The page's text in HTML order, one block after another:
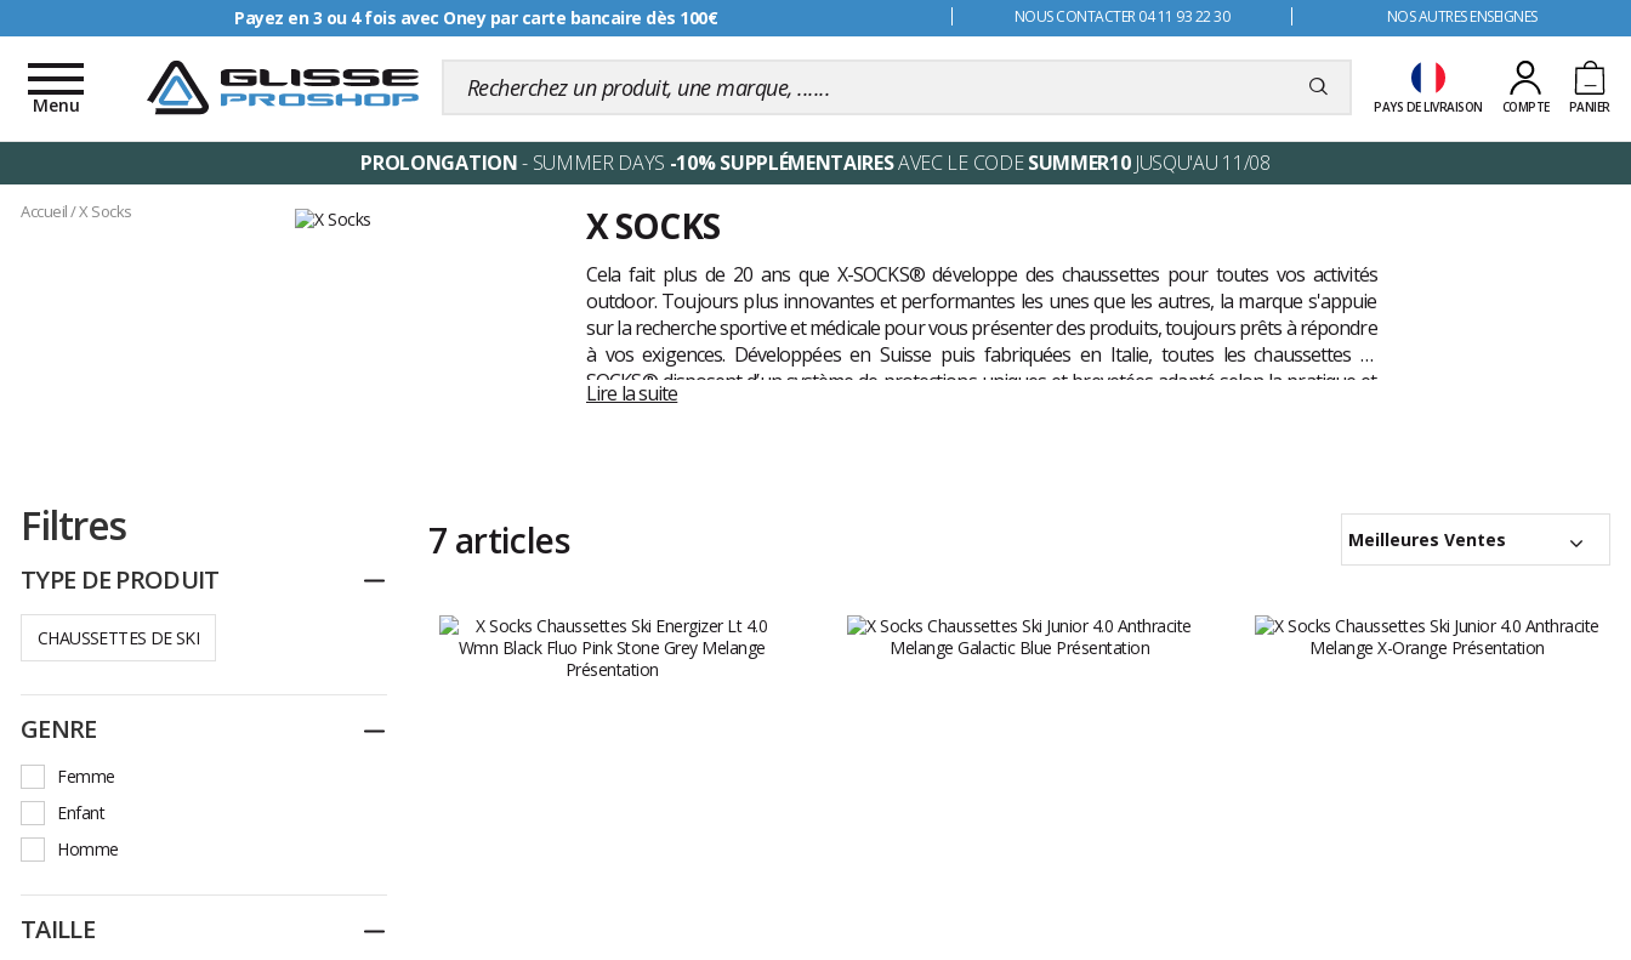
Livraison offerte dès 99€ NOUS CONTACTER 04 11 93 22 30 NOS AUTRES ENSEIGNES
PAYS DE LIVRAISON COMPTE PANIER
Toggle
navigation
Menu
PROLONGATION- SUMMER DAYS -10% SUPPLÉMENTAIRESAVEC LE CODESUMMER10JUSQU'AU 11/08
Accueil/X Socks X SOCKS
Cela fait plus de 20 ans que X-SOCKS® développe des chaussettes pour toutes vos activités
outdoor. Toujours plus innovantes et performantes les unes que les autres, la marque s'appuie
sur la recherche sportive et médicale pour vous présenter des produits, toujours prêts à répondre
à vos exigences. Développées en Suisse puis fabriquées en Italie, toutes les chaussettes X-
SOCKS® disposent d’un système de protections uniques et brevetées adapté selon la pratique et
la saison, pour un confort optimal..
Lire la suite
Filtres
TYPE DE PRODUIT Replier
CHAUSSETTES DE SKI
GENRE Replier
Femme
Enfant
Homme
TAILLE Replier
7 articles Meilleures Ventes